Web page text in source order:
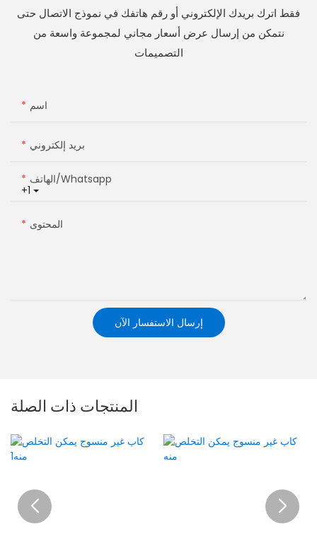
فقط اترك بريدك الإلكتروني أو رقم هاتفك في نموذج الاتصال حتى
نتمكن من إرسال عرض أسعار مجاني لمجموعة واسعة من
التصميمات
اسم
بريد إلكتروني
+1
الهاتف/whatsapp
المحتوى
إرسال الاستفسار الآن
المنتجات ذات الصلة